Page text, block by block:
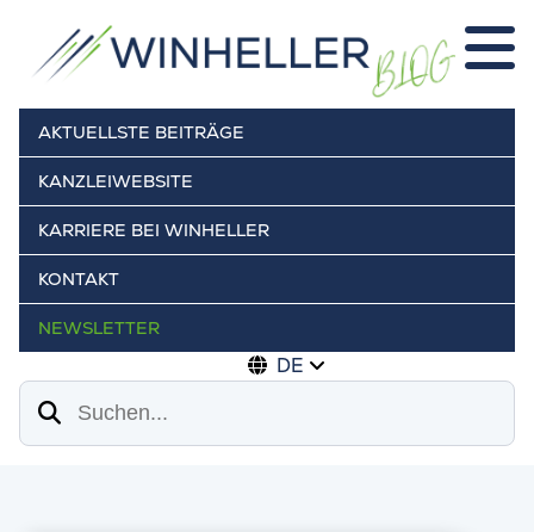
AKTUELLSTE BEITRÄGE
KANZLEIWEBSITE
KARRIERE BEI WINHELLER
KONTAKT
NEWSLETTER
DE
Suchen